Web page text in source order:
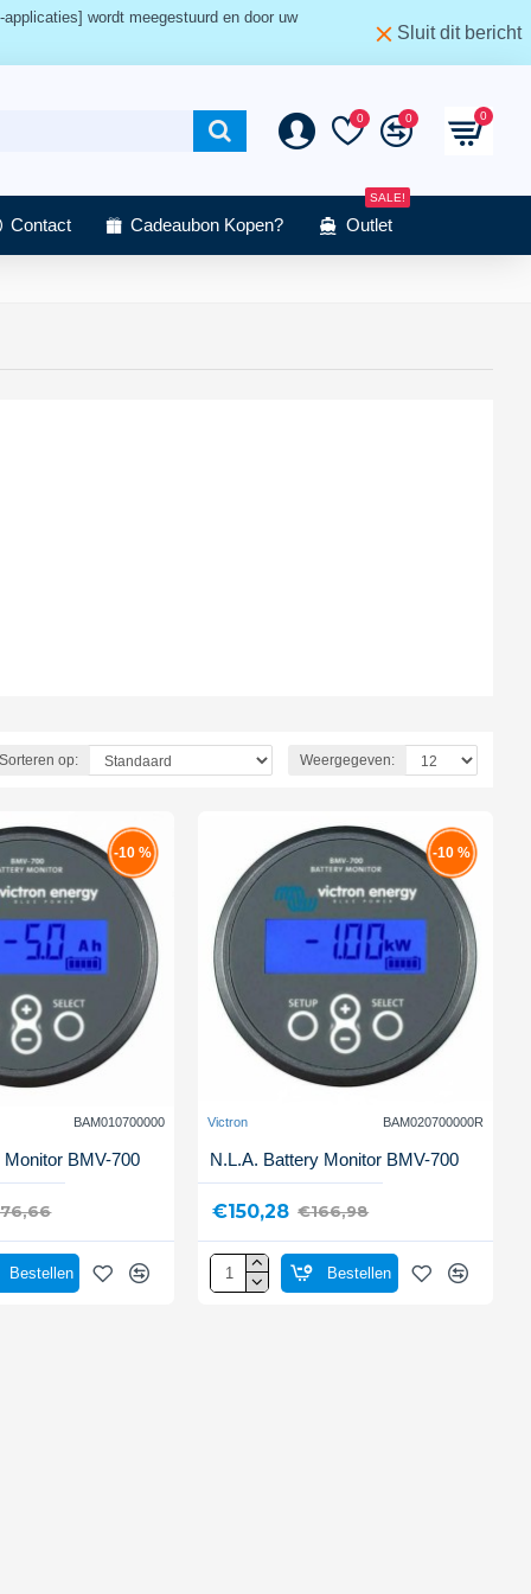
wordt meegestuurd en door uw
Sluit dit bericht
0 0 0
Contact Cadeaubon Kopen? Outlet
SALE!
Sorteren op: Weergegeven:
-10 %
BAM010700000
BMV-700
Bestellen
-10 %
Victron BAM020700000R
N.L.A. Battery Monitor BMV-700
€150,28 €166,98
Bestellen